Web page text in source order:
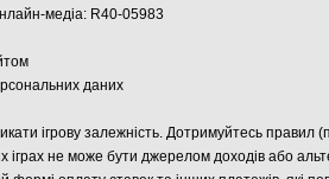
медіа: R40-05983
даних
ігрову залежність. Дотримуйтесь правил
іграх не може бути джерелом доходів або